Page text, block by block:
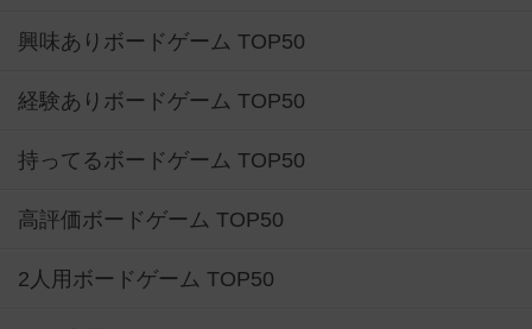
興味ありボードゲーム TOP50
経験ありボードゲーム TOP50
持ってるボードゲーム TOP50
高評価ボードゲーム TOP50
2人用ボードゲーム TOP50